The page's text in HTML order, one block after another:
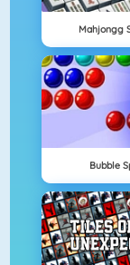
Mahjongg
Bubble